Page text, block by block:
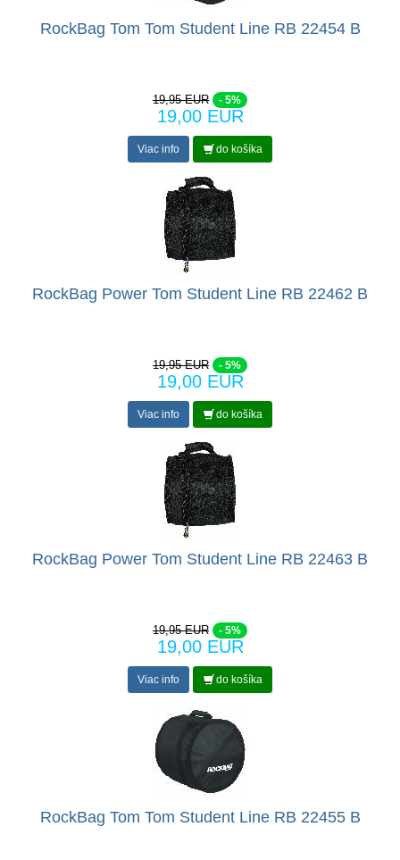
RockBag Tom Tom Student Line RB 22454 B
19,95 EUR - 5%
19,00 EUR
Viac info do košíka
RockBag Power Tom Student Line RB 22462 B
19,95 EUR - 5%
19,00 EUR
Viac info do košíka
RockBag Power Tom Student Line RB 22463 B
19,95 EUR - 5%
19,00 EUR
Viac info do košíka
RockBag Tom Tom Student Line RB 22455 B